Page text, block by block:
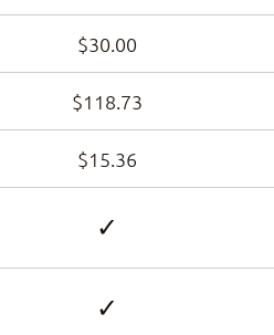
$30.00
$118.73
$15.36
✓
✓